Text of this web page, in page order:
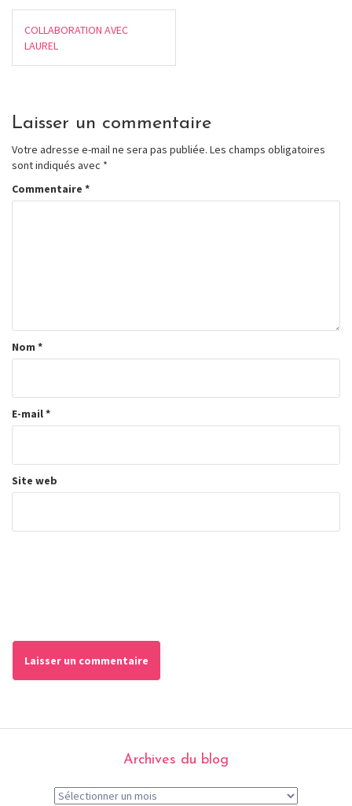
COLLABORATION AVEC
LAUREL
Laisser un commentaire
Votre adresse e-mail ne sera pas publiée. Les champs obligatoires
sont indiqués avec *
Commentaire *
Nom *
E-mail*
Site web
Archives du blog